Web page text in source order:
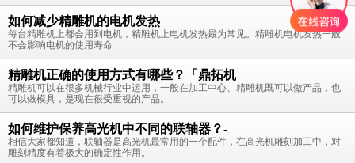
如何减少精雕机的电机发热
每台精雕机上都会用到电机，精雕机上电机发热最为常见。精雕机电机发热一般
不会影响电机的使用寿命
精雕机正确的使用方式有哪些？「鼎拓机
精雕机可以在很多机械行业中运用，一般在加工中心、精雕机既可以做产品，也
可以做模具，是现在很受重视的产品。
如何维护保养高光机中不同的联轴器？-
相信大家都知道，联轴器是高光机最常用的一个配件，在高光机雕刻加工中，对
雕刻精度有着极大的确定性作用。